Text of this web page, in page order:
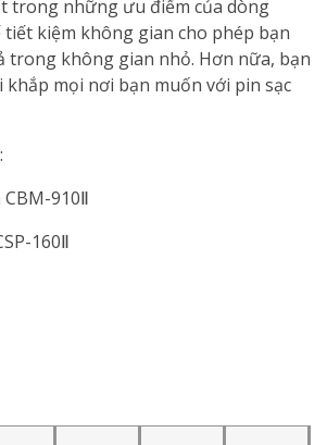
trong những ưu điểm của dòng
tiết kiệm không gian cho phép bạn
trong không gian nhỏ. Hơn nữa, bạn
khắp mọi nơi bạn muốn với pin sạc
910Ⅱ
160Ⅱ